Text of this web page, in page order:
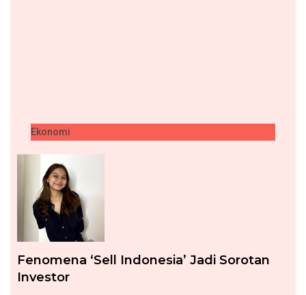
Ekonomi
Fenomena ‘Sell Indonesia’ Jadi Sorotan
Investor